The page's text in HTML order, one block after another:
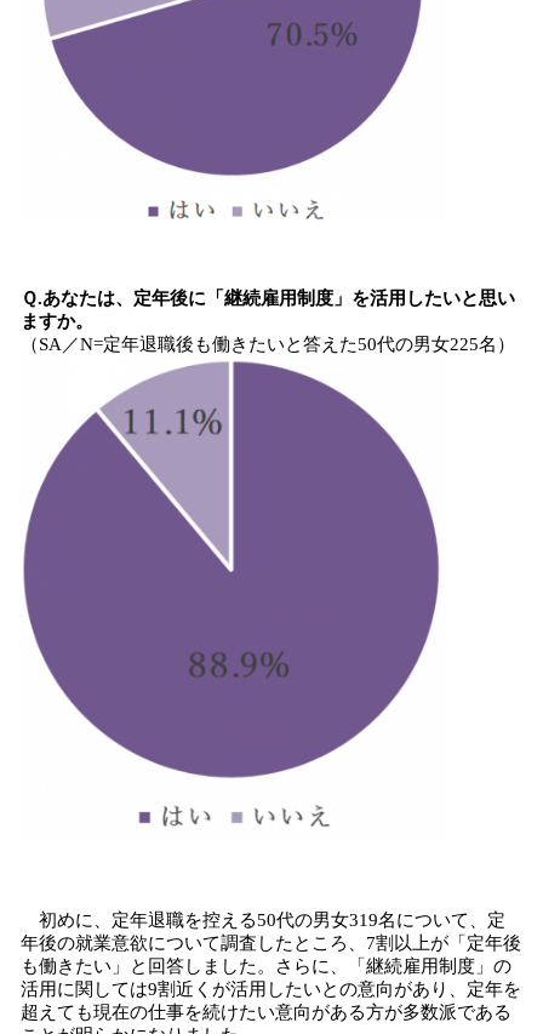
Ｑ.あなたは、定年後に「継続雇用制度」を活用したいと思い
ますか。
（SA／N=定年退職後も働きたいと答えた50代の男女225名）
初めに、定年退職を控える50代の男女319名について、定
年後の就業意欲について調査したところ、7割以上が「定年後
も働きたい」と回答しました。さらに、「継続雇用制度」の
活用に関しては9割近くが活用したいとの意向があり、定年を
超えても現在の仕事を続けたい意向がある方が多数派である